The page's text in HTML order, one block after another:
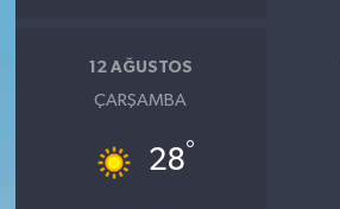
12 AĞUSTOS
ÇARŞAMBA
28°